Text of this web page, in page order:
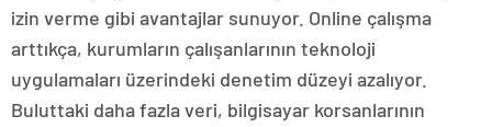
izin verme gibi avantajlar sunuyor. Online çalışma
arttıkça, kurumların çalışanlarının teknoloji
uygulamaları üzerindeki denetim düzeyi azalıyor.
Buluttaki daha fazla veri, bilgisayar korsanlarının